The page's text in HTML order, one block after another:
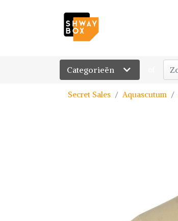
Categorieën
Secret Sales Aquascutum